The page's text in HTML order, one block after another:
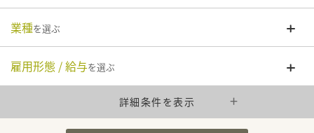
業種を選ぶ
雇用形態 / 給与を選ぶ
詳細条件を表示